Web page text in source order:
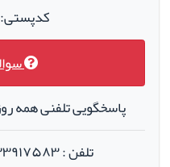
کدپستی: ۱۱۴۱۷۱۵۷۹۹
پاسخگویی تلفنی همه روزه از
تلفن : ۰۲۱۳۳۹۱۷۵۸۳ - ۰۲۱۳۳۹۱۴۴۳۴